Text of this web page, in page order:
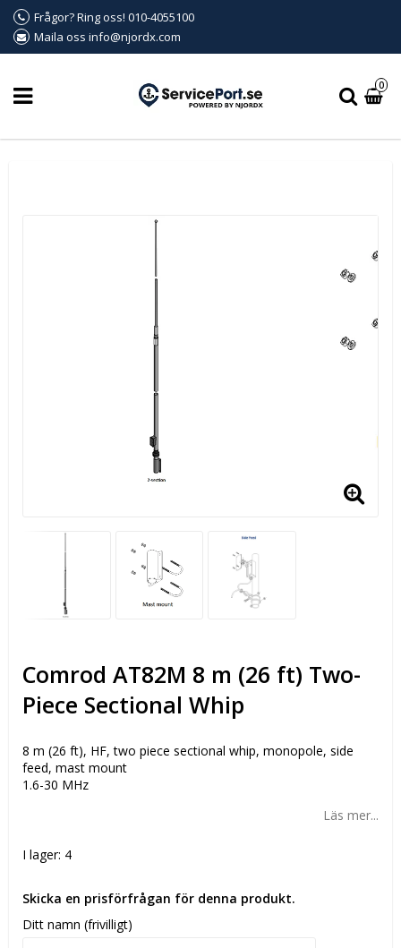
Frågor? Ring oss! 010-4055100
Maila oss info@njordx.com
0
Comrod AT82M 8 m (26 ft) Two-
Piece Sectional Whip
8 m (26 ft), HF, two piece sectional whip, monopole, side
feed, mast mount
1.6-30 MHz
Läs mer...
I lager: 4
Skicka en prisförfrågan för denna produkt.
Ditt namn (frivilligt)